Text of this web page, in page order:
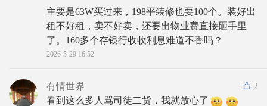
主要是63W买过来，198平装修也要100个。装好出
租不好租，卖不好卖，还要出物业费直接砸手里
了。160多个存银行收收利息难道不香吗？
2026-5-29 16:52
2
有情世界
看到这么多人骂司徒二货，我就放心了